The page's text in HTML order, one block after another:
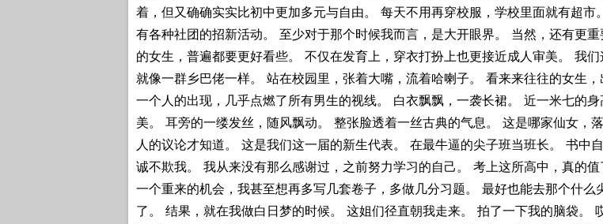
着，但又确确实实比初中更加多元与自由。 每天不用再穿校服，学校里面就有超市
有各种社团的招新活动。 至少对于那个时候我而言，是大开眼界。 当然，还有更
的女生，普遍都要更好看些。 不仅在发育上，穿衣打扮上也更接近成人审美。 我们
就像一群乡巴佬一样。 站在校园里，张着大嘴，流着哈喇子。 看来来往往的女生
一个人的出现，几乎点燃了所有男生的视线。 白衣飘飘，一袭长裙。 近一米七的
美。 耳旁的一缕发丝，随风飘动。 整张脸透着一丝古典的气息。 这是哪家仙女，
人的议论才知道。 这是我们这一届的新生代表。 在最牛逼的尖子班当班长。 书中
诚不欺我。 我从来没有那么感谢过，之前努力学习的自己。 考上这所高中，真的
一个重来的机会，我甚至想再多写几套卷子，多做几分习题。 最好也能去那个什么
了。 结果，就在我做白日梦的时候。 这姐们径直朝我走来。 拍了一下我的脑袋。